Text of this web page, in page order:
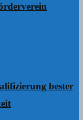
bester